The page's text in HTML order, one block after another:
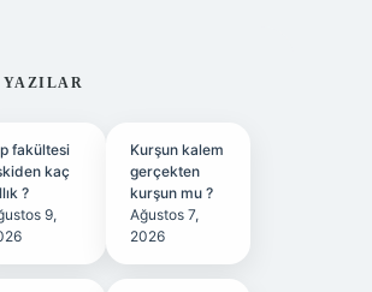
YAZILAR
fakültesi
kaç
?
9,
Kurşun kalem
gerçekten
kurşun mu ?
Ağustos 7,
2026